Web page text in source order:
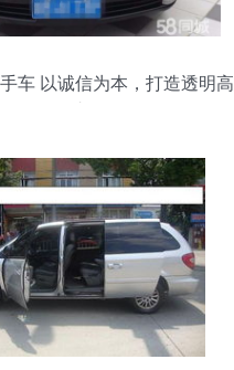
车 以诚信为本，打造透明高